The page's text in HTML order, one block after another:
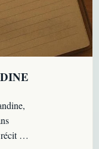
qui